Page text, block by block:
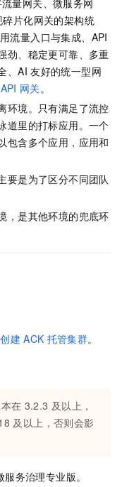
量网关、微服务网
片化网关的架构统
流量入口与集成、API
劲、稳定更可靠、多重
、AI 友好的统一型网
API 网关。
环境。只有满足了流控
道里的打标应用。一个
包含多个应用，应用和
要是为了区分不同团队
，是其他环境的兜底环
创建 ACK 托管集群。
在 3.2.3 及以上，
及以上，否则会影
服务治理专业版。